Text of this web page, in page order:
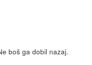
boš ga dobil nazaj.